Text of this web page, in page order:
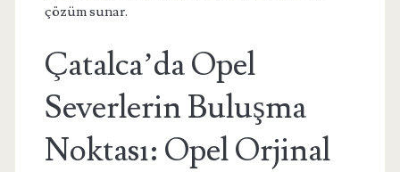
çözüm sunar.
Çatalca’da Opel
Severlerin Buluşma
Noktası: Opel Orjinal